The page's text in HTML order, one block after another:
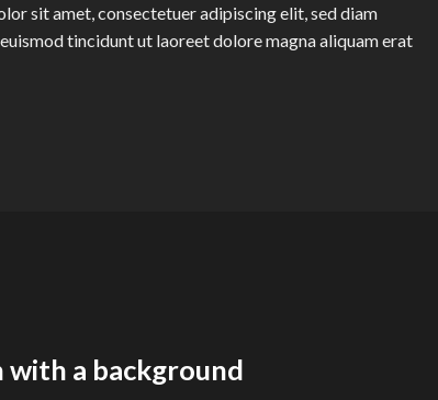
sit amet, consectetuer adipiscing elit, sed diam
tincidunt ut laoreet dolore magna aliquam erat
with a background